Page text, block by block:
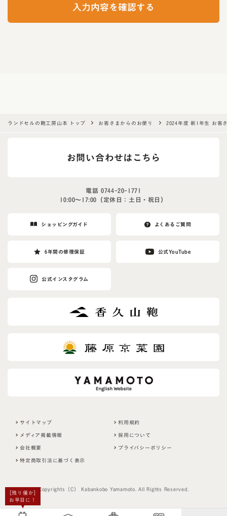
［残り僅か］
お早目に！
入力内容を確認する
ランドセルの鞄工房山本 トップ お客さまからのお便り 2024年度 新1年生 お客
お問い合わせはこちら
電話0744-20-1771
10:00〜17:00（定休日：土日・祝日）
ショッピングガイド よくあるご質問
6年間の修理保証 公式YouTube
公式インスタグラム
サイトマップ 利用規約
メディア掲載情報 採用について
会社概要 プライバシーポリシー
特定商取引法に基づく表示
Copyrights（C） Kabankobo Yamamoto. All Rights Reserved.